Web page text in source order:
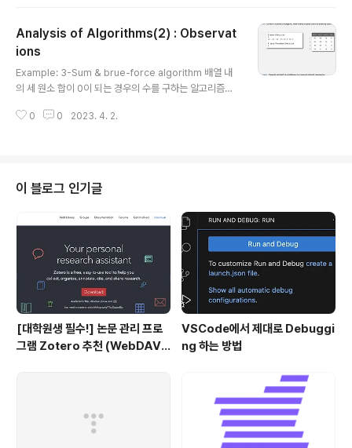
과 2-Sum을 예시로 실제 명령이 몇 번 수행되는지를 분석
한 결과입니다. 모든 명령에 대해 굉장히 세부적으로 분석
이 되어 있고, 딱 봐도 '귀찮아..'라는 느낌을 줍니다. Simpl
ifying the calculations 그래서 이러한 계산을 간단하게
정리하는 방법이 고안되었고 지금의 방식이 그걸 지켜오고
있는 거라고 생각..
Analysis of Algorithms(2) : Observat
ions
Example: 3-Sum & brue-force algorithm 배열 내
의 세 원소 합이 0이 되는 경우의 수를 구하는 알고리즘입
brute force 방식을 떠올릴 수 있을 것입니다. 이때 i, j, k
데 얼마만큼의 시간이 소요되는지 측정하는 방법은 다양하
겠지만... 직접 스톱워치를 재는 경우는 없겠죠? 대부분은
저런 코드를 사용해서 실행 시간을 측정하곤 합니다. 파이
썬에도 time 모듈이 있어서 알고리즘의 효율성을 판단할
수 있습니다. Empirical & D..
0 0 2023. 4. 2.
이 블로그 인기글
[대학원생 필수!] 논문 관리 프로
그램 Zotero 추천 (WebDAV
VSCode에서 제대로 Debuggi
ng 하는 방법